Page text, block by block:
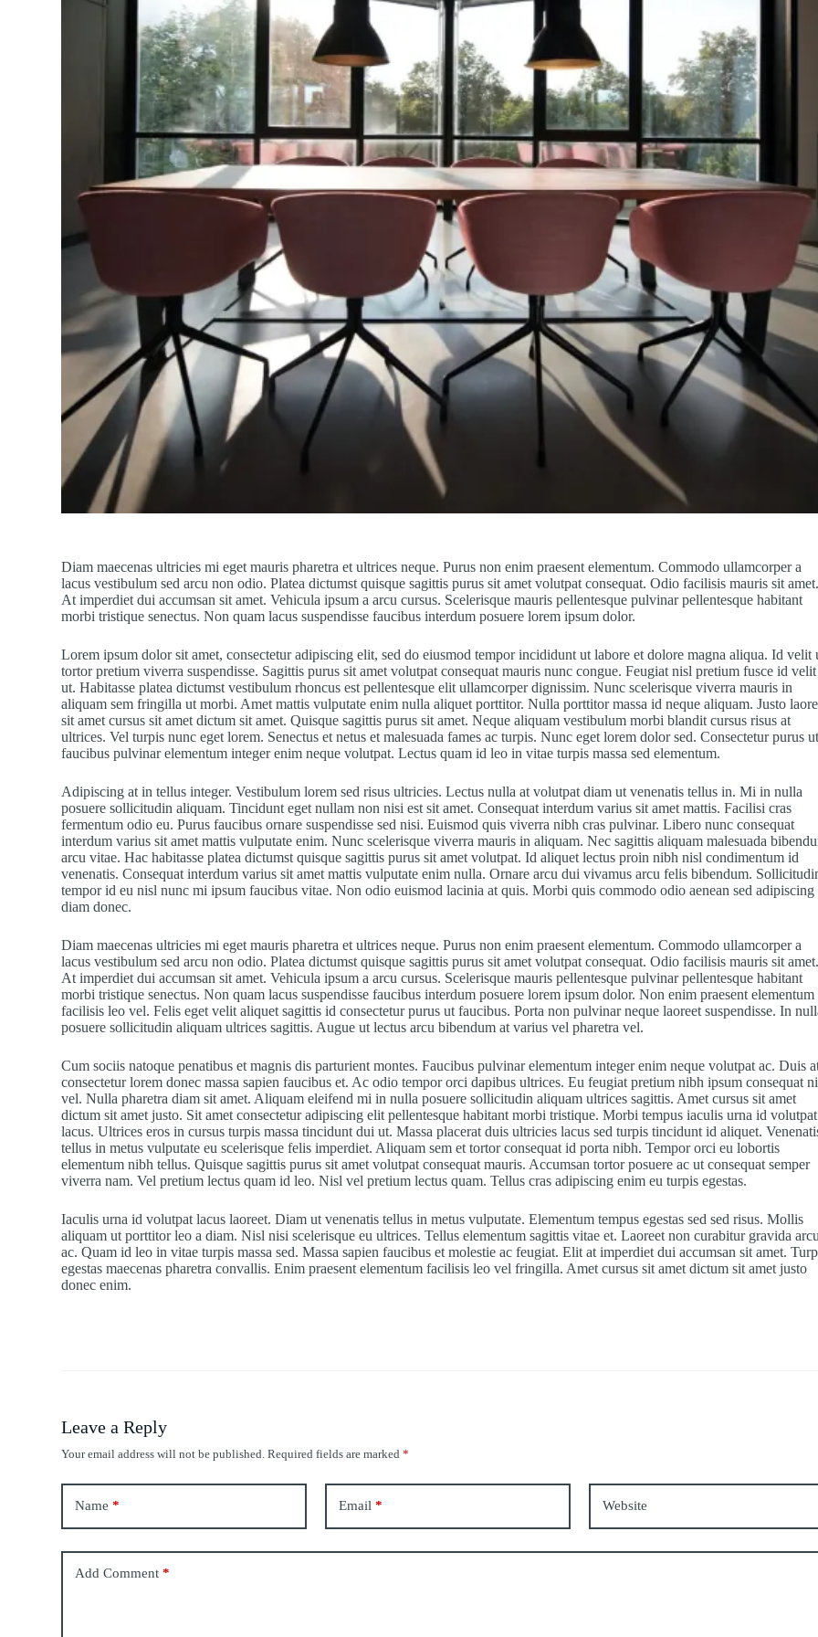
Diam maecenas ultricies mi eget mauris pharetra et ultrices neque. Purus non enim praesent elementum. Commodo ullamcorper a
lacus vestibulum sed arcu non odio. Platea dictumst quisque sagittis purus sit amet volutpat consequat. Odio facilisis mauris sit
At imperdiet dui accumsan sit amet. Vehicula ipsum a arcu cursus. Scelerisque mauris pellentesque pulvinar pellentesque habitant
morbi tristique senectus. Non quam lacus suspendisse faucibus interdum posuere lorem ipsum dolor.
Lorem ipsum dolor sit amet, consectetur adipiscing elit, sed do eiusmod tempor incididunt ut labore et dolore magna aliqua. Id velit
tortor pretium viverra suspendisse. Sagittis purus sit amet volutpat consequat mauris nunc congue. Feugiat nisl pretium fusce id velit
ut. Habitasse platea dictumst vestibulum rhoncus est pellentesque elit ullamcorper dignissim. Nunc scelerisque viverra mauris in
aliquam sem fringilla ut morbi. Amet mattis vulputate enim nulla aliquet porttitor. Nulla porttitor massa id neque aliquam. Justo
sit amet cursus sit amet dictum sit amet. Quisque sagittis purus sit amet. Neque aliquam vestibulum morbi blandit cursus risus at
ultrices. Vel turpis nunc eget lorem. Senectus et netus et malesuada fames ac turpis. Nunc eget lorem dolor sed. Consectetur purus
faucibus pulvinar elementum integer enim neque volutpat. Lectus quam id leo in vitae turpis massa sed elementum.
Adipiscing at in tellus integer. Vestibulum lorem sed risus ultricies. Lectus nulla at volutpat diam ut venenatis tellus in. Mi in nulla
posuere sollicitudin aliquam. Tincidunt eget nullam non nisi est sit amet. Consequat interdum varius sit amet mattis. Facilisi cras
fermentum odio eu. Purus faucibus ornare suspendisse sed nisi. Euismod quis viverra nibh cras pulvinar. Libero nunc consequat
interdum varius sit amet mattis vulputate enim. Nunc scelerisque viverra mauris in aliquam. Nec sagittis aliquam malesuada
arcu vitae. Hac habitasse platea dictumst quisque sagittis purus sit amet volutpat. Id aliquet lectus proin nibh nisl condimentum id
venenatis. Consequat interdum varius sit amet mattis vulputate enim nulla. Ornare arcu dui vivamus arcu felis bibendum.
tempor id eu nisl nunc mi ipsum faucibus vitae. Non odio euismod lacinia at quis. Morbi quis commodo odio aenean sed adipiscing
diam donec.
Diam maecenas ultricies mi eget mauris pharetra et ultrices neque. Purus non enim praesent elementum. Commodo ullamcorper a
lacus vestibulum sed arcu non odio. Platea dictumst quisque sagittis purus sit amet volutpat consequat. Odio facilisis mauris sit
At imperdiet dui accumsan sit amet. Vehicula ipsum a arcu cursus. Scelerisque mauris pellentesque pulvinar pellentesque habitant
morbi tristique senectus. Non quam lacus suspendisse faucibus interdum posuere lorem ipsum dolor. Non enim praesent elementum
facilisis leo vel. Felis eget velit aliquet sagittis id consectetur purus ut faucibus. Porta non pulvinar neque laoreet suspendisse. In
posuere sollicitudin aliquam ultrices sagittis. Augue ut lectus arcu bibendum at varius vel pharetra vel.
Cum sociis natoque penatibus et magnis dis parturient montes. Faucibus pulvinar elementum integer enim neque volutpat ac. Duis
consectetur lorem donec massa sapien faucibus et. Ac odio tempor orci dapibus ultrices. Eu feugiat pretium nibh ipsum consequat
vel. Nulla pharetra diam sit amet. Aliquam eleifend mi in nulla posuere sollicitudin aliquam ultrices sagittis. Amet cursus sit amet
dictum sit amet justo. Sit amet consectetur adipiscing elit pellentesque habitant morbi tristique. Morbi tempus iaculis urna id volutpat
lacus. Ultrices eros in cursus turpis massa tincidunt dui ut. Massa placerat duis ultricies lacus sed turpis tincidunt id aliquet.
tellus in metus vulputate eu scelerisque felis imperdiet. Aliquam sem et tortor consequat id porta nibh. Tempor orci eu lobortis
elementum nibh tellus. Quisque sagittis purus sit amet volutpat consequat mauris. Accumsan tortor posuere ac ut consequat semper
viverra nam. Vel pretium lectus quam id leo. Nisl vel pretium lectus quam. Tellus cras adipiscing enim eu turpis egestas.
Iaculis urna id volutpat lacus laoreet. Diam ut venenatis tellus in metus vulputate. Elementum tempus egestas sed sed risus. Mollis
aliquam ut porttitor leo a diam. Nisl nisi scelerisque eu ultrices. Tellus elementum sagittis vitae et. Laoreet non curabitur gravida
ac. Quam id leo in vitae turpis massa sed. Massa sapien faucibus et molestie ac feugiat. Elit at imperdiet dui accumsan sit amet.
egestas maecenas pharetra convallis. Enim praesent elementum facilisis leo vel fringilla. Amet cursus sit amet dictum sit amet justo
donec enim.
Leave a Reply
Your email address will not be published. Required fields are marked*
Name * Email * Website
Add Comment *